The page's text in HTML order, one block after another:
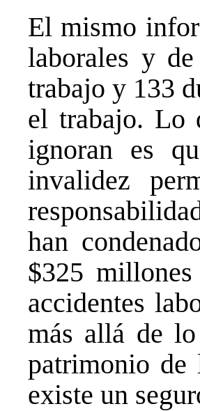
El mismo
laborales y
trabajo y 133
el trabajo. Lo
ignoran es
invalidez
han
$325
accidentes
más allá de
patrimonio de
existe un